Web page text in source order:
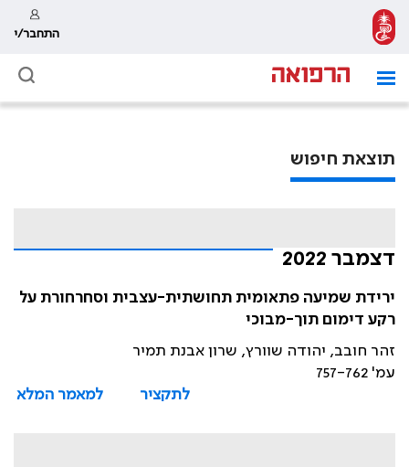
התחבר/י
תוצאת חיפוש
דצמבר 2022
ירידת שמיעה פתאומית תחושתית-עצבית וסחרחורת על
רקע דימום תוך-מבוכי
זהר חובב, יהודה שוורץ, שרון אבנת תמיר
עמ' 757-762
לתקציר
למאמר המלא